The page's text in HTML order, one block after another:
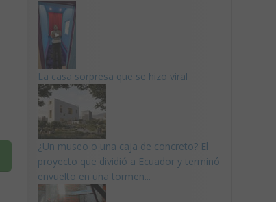
La casa sorpresa que se hizo viral
¿Un museo o una caja de concreto? El
proyecto que dividió a Ecuador y terminó
envuelto en una tormen...